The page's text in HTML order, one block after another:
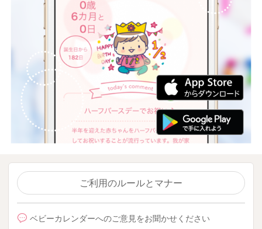
ご利用のルールとマナー
ベビーカレンダーへのご意見をお聞かせください